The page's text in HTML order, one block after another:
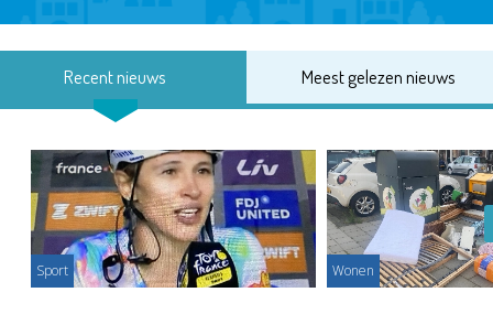
Recent nieuws Meest gelezen nieuws
Sport Wonen